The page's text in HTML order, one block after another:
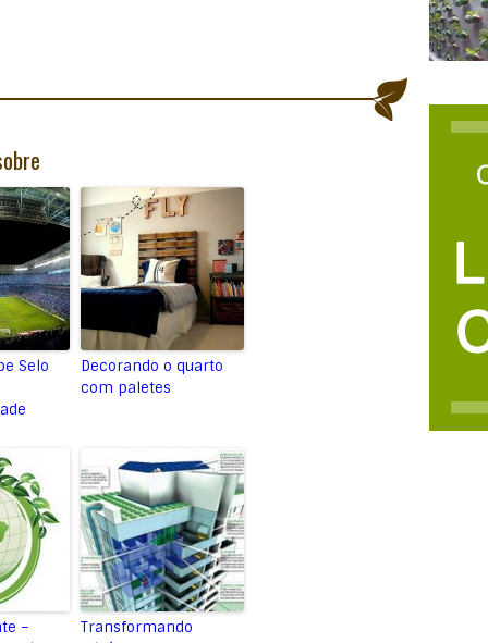
Selo
Decorando o quarto
com paletes
–
Transformando